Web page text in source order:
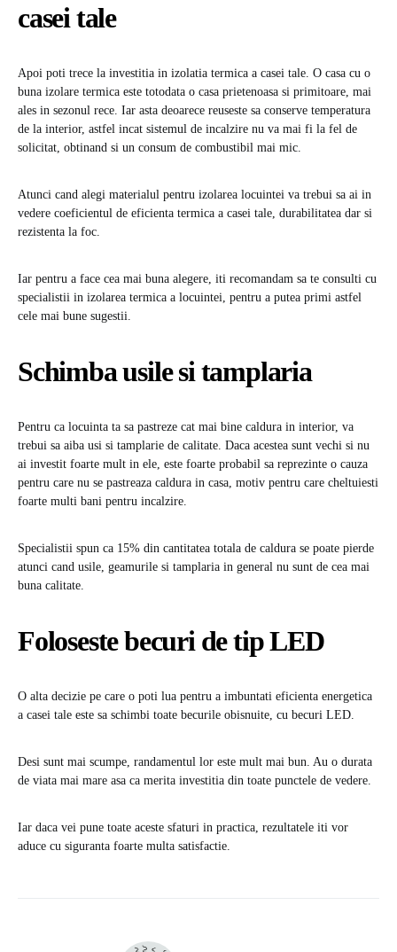
casei tale
Apoi poti trece la investitia in izolatia termica a casei tale. O casa cu o
buna izolare termica este totodata o casa prietenoasa si primitoare, mai
ales in sezonul rece. Iar asta deoarece reuseste sa conserve temperatura
de la interior, astfel incat sistemul de incalzire nu va mai fi la fel de
solicitat, obtinand si un consum de combustibil mai mic.
Atunci cand alegi materialul pentru izolarea locuintei va trebui sa ai in
vedere coeficientul de eficienta termica a casei tale, durabilitatea dar si
rezistenta la foc.
Iar pentru a face cea mai buna alegere, iti recomandam sa te consulti cu
specialistii in izolarea termica a locuintei, pentru a putea primi astfel
cele mai bune sugestii.
Schimba usile si tamplaria
Pentru ca locuinta ta sa pastreze cat mai bine caldura in interior, va
trebui sa aiba usi si tamplarie de calitate. Daca acestea sunt vechi si nu
ai investit foarte mult in ele, este foarte probabil sa reprezinte o cauza
pentru care nu se pastreaza caldura in casa, motiv pentru care cheltuiesti
foarte multi bani pentru incalzire.
Specialistii spun ca 15% din cantitatea totala de caldura se poate pierde
atunci cand usile, geamurile si tamplaria in general nu sunt de cea mai
buna calitate.
Foloseste becuri de tip LED
O alta decizie pe care o poti lua pentru a imbuntati eficienta energetica
a casei tale este sa schimbi toate becurile obisnuite, cu becuri LED.
Desi sunt mai scumpe, randamentul lor este mult mai bun. Au o durata
de viata mai mare asa ca merita investitia din toate punctele de vedere.
Iar daca vei pune toate aceste sfaturi in practica, rezultatele iti vor
aduce cu siguranta foarte multa satisfactie.